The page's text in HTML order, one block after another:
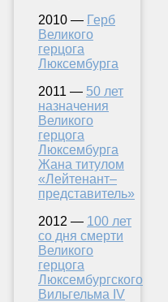
2010 — Герб
Великого
герцога
Люксембурга
2011 — 50 лет
назначения
Великого
герцога
Люксембурга
Жана титулом
«Лейтенант–
представитель»
2012 — 100 лет
со дня смерти
Великого
герцога
Люксембургского
Вильгельма IV